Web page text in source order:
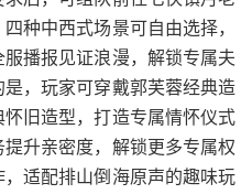
种中西式场景可自由选择，
播报见证浪漫，解锁专属夫
，玩家可穿戴郭芙蓉经典造
旧造型，打造专属情怀仪式
升亲密度，解锁更多专属权
适配排山倒海原声的趣味玩